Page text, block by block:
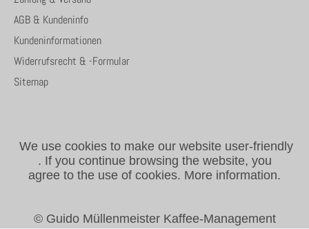
AGB & Kundeninfo
Kundeninformationen
Widerrufsrecht & -Formular
Sitemap
We use cookies to make our website user-friendly
. If you continue browsing the website, you
agree to the use of cookies. More information.
© Guido Müllenmeister Kaffee-Management